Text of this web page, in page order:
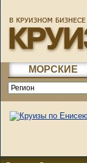
МОРСКИЕ